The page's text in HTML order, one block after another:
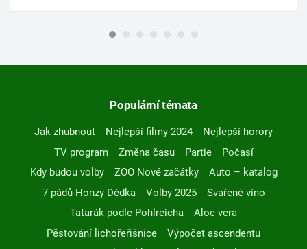
Populární témata
Jak zhubnout Nejlepší filmy 2024
Nejlepší horory
TV program
Změna času Partie
Počasí
Kdy budou volby
ZOO Nové začátky
Auto – katalog
7 pádů Honzy Dědka
Volby 2025
Svařené víno
Tatarák podle Pohlreicha
Aloe vera
Pěstování lichořeřišnice
Výpočet ascendentu